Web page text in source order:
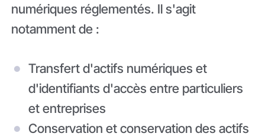
numériques réglementés. Il s'agit
notamment de :
Transfert d'actifs numériques et
d'identifiants d'accès entre particuliers
et entreprises
Conservation et conservation des actifs